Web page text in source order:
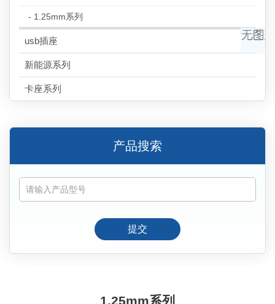
- 1.25mm系列
usb插座
新能源系列
卡座系列
产品搜索
提交
1.25mm系列